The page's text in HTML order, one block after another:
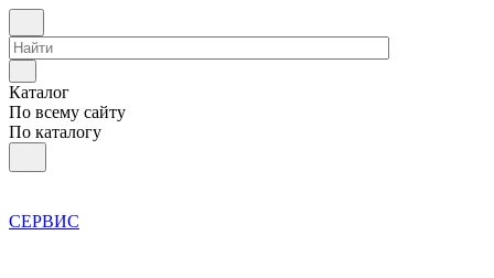
Каталог
По всему сайту
По каталогу
СЕРВИС